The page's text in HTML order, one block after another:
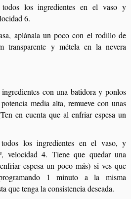
los ingredientes en el vaso y
6.
aplánala un poco con el rodillo de
transparente y métela en la nevera
con una batidora y ponlos
media alta, remueve con unas
en cuenta que al enfriar espesa un
los ingredientes en el vaso, y
velocidad 4. Tiene que quedar una
espesa un poco más) si ves que
1 minuto a la misma
que tenga la consistencia deseada.